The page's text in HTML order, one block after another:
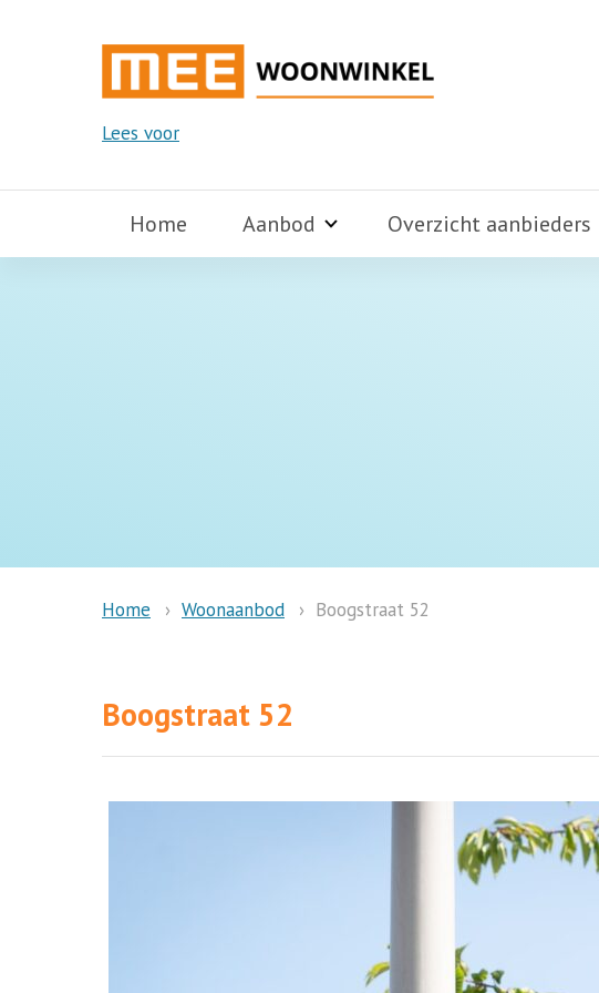
Lees voor
Home Aanbod Overzicht aanbieders
Home Woonaanbod Boogstraat 52
Boogstraat 52